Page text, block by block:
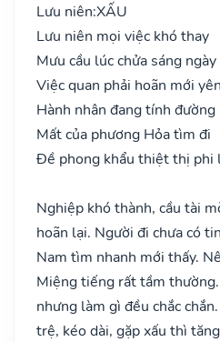
Lưu niên:XẤU
Lưu niên mọi việc khó thay
Mưu cầu lúc chửa sáng
Việc quan phải hoãn mới yên
Hành nhân đang tính đường
Mất của phương Hỏa tìm đi
Đề phong khẩu thiệt thị phi
Nghiệp khó thành, cầu tài
hoãn lại. Người đi chưa có
Nam tìm nhanh mới thấy.
Miệng tiếng rất tầm
nhưng làm gì đều chắc
trệ, kéo dài, gặp xấu thì